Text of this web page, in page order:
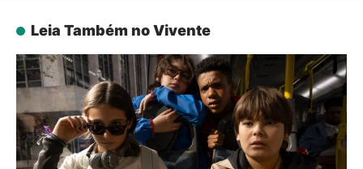
Leia Também no Vivente